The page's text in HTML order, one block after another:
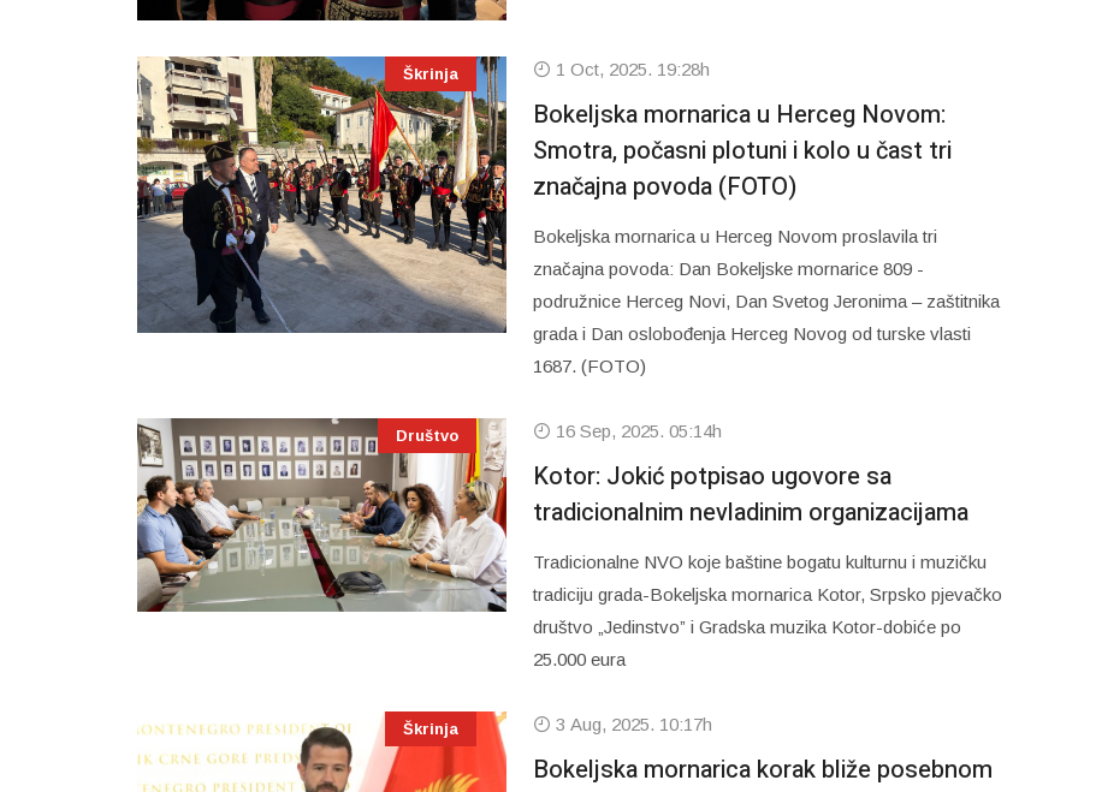
Škrinja 1 Oct, 2025. 19:28h
Bokeljska mornarica u Herceg Novom:
Smotra, počasni plotuni i kolo u čast tri
značajna povoda (FOTO)
Bokeljska mornarica u Herceg Novom proslavila tri
značajna povoda: Dan Bokeljske mornarice 809 -
podružnice Herceg Novi, Dan Svetog Jeronima – zaštitnika
grada i Dan oslobođenja Herceg Novog od turske vlasti
1687. (FOTO)
Društvo 16 Sep, 2025. 05:14h
Kotor: Jokić potpisao ugovore sa
tradicionalnim nevladinim organizacijama
Tradicionalne NVO koje baštine bogatu kulturnu i muzičku
tradiciju grada-Bokeljska mornarica Kotor, Srpsko pjevačko
društvo „Jedinstvo” i Gradska muzika Kotor-dobiće po
25.000 eura
Škrinja 3 Aug, 2025. 10:17h
Bokeljska mornarica korak bliže posebnom